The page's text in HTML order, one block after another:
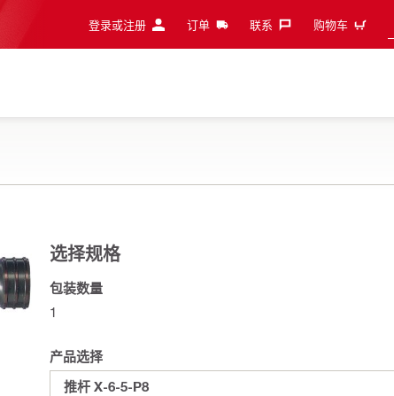
登录或注册 订单 联系‎ 购物车
选择规格
包装数量
1
产品选择
推杆 X-6-5-P8